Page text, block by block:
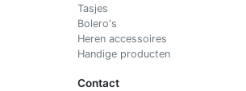
Tasjes
Bolero's
Heren accessoires
Handige producten
Contact